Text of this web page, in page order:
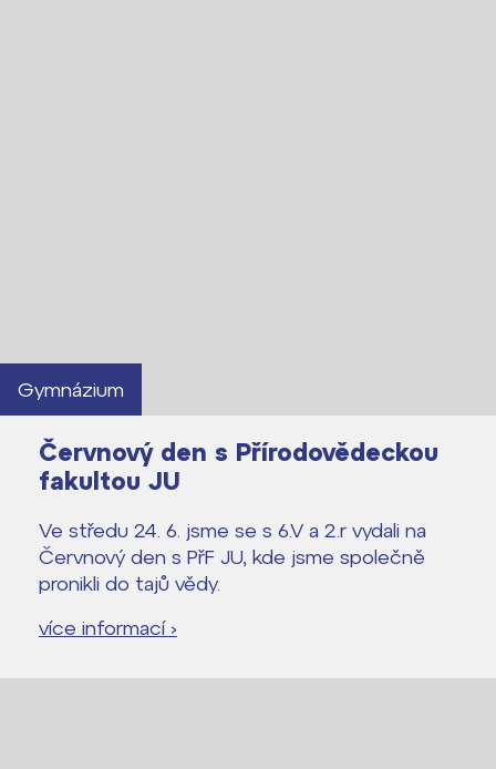
Gymnázium
Červnový den s Přírodovědeckou
fakultou JU
Ve středu 24. 6. jsme se s 6.V a 2.r vydali na
Červnový den s PřF JU, kde jsme společně
pronikli do tajů vědy.
více informací ›